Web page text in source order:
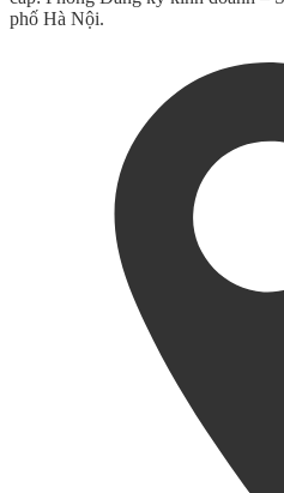
phố Hà Nội.